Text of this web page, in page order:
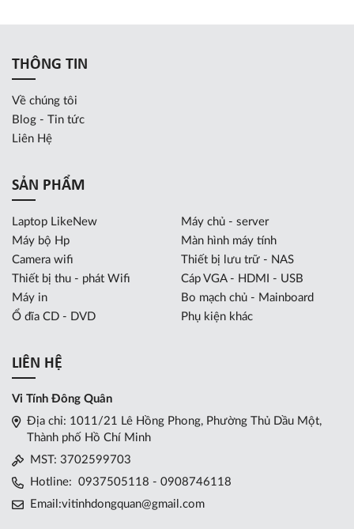
THÔNG TIN
Về chúng tôi
Blog - Tin tức
Liên Hệ
SẢN PHẨM
Laptop LikeNew
Máy chủ - server
Máy bộ Hp
Màn hình máy tính
Camera wifi
Thiết bị lưu trữ - NAS
Thiết bị thu - phát Wifi
Cáp VGA - HDMI - USB
Máy in
Bo mạch chủ - Mainboard
Ổ đĩa CD - DVD
Phụ kiện khác
LIÊN HỆ
Vi Tính Đông Quân
Địa chỉ: 1011/21 Lê Hồng Phong, Phường Thủ Dầu Một,
Thành phố Hồ Chí Minh
MST: 3702599703
Hotline: 0937505118 - 0908746118
Email:vitinhdongquan@gmail.com